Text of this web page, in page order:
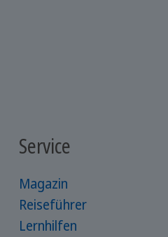
Service
Magazin
Reiseführer
Lernhilfen